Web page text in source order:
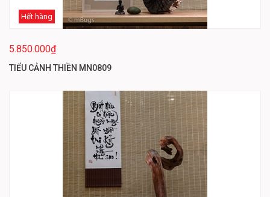
Hết hàng
5.850.000₫
TIỂU CẢNH THIỀN MN0809